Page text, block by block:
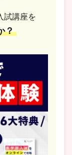
試講座を
？